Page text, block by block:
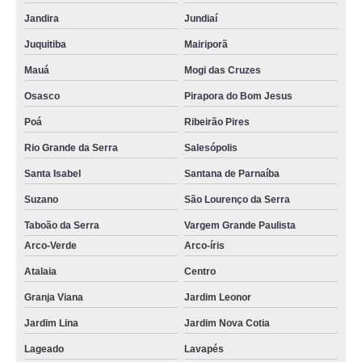
Jandira Jundiaí
Juquitiba Mairiporã
Mauá Mogi das Cruzes
Osasco Pirapora do Bom Jesus
Poá Ribeirão Pires
Rio Grande da Serra Salesópolis
Santa Isabel Santana de Parnaíba
Suzano São Lourenço da Serra
Taboão da Serra
Vargem Grande Paulista
Arco-Verde
Arco-íris
Atalaia Centro
Granja Viana Jardim Leonor
Jardim Lina Jardim Nova Cotia
Lageado Lavapés